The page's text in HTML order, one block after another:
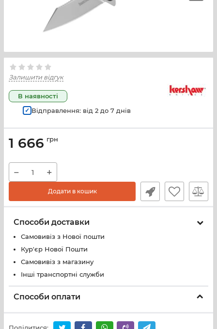
Залишити відгук
В наявності
Відправлення: від 2 до 7 днів
1 666 грн
− +
Додати в кошик
Способи доставки
Самовивіз з Нової пошти
Кур'єр Нової Пошти
Самовивіз з магазину
Інші транспортні служби
Способи оплати